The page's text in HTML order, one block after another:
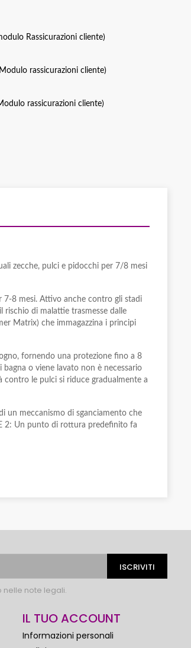
Rassicurazioni cliente)
rassicurazioni cliente)
rassicurazioni cliente)
zecche, pulci e pidocchi per 7/8 mesi
7-8 mesi. Attivo anche contro gli stadi
rischio di malattie trasmesse dalle
Matrix) che immagazzina i principi
fornendo una protezione fino a 8
o viene lavato non è necessario
le pulci si riduce gradualmente a
un meccanismo di sganciamento che
2: Un punto di rottura predefinito fa
nelle note legali.
IL TUO ACCOUNT
Informazioni personali